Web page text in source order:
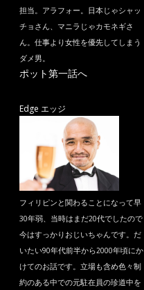
担当。アラフォー。日本じゃシャッ
チョさん、マニラじゃカモネギさ
ん。仕事より女性を優先してしまう
ダメ男。
ポット第一話へ
Edge エッジ
フィリピンと関わることになって早
30年弱、当時はまだ20代でしたので
今はすっかりおじいちゃんです。だ
いたい90年代前半から2000年頃にか
けてのお話です。立場も含め色々制
約のある中での元駐在員の珍道中を